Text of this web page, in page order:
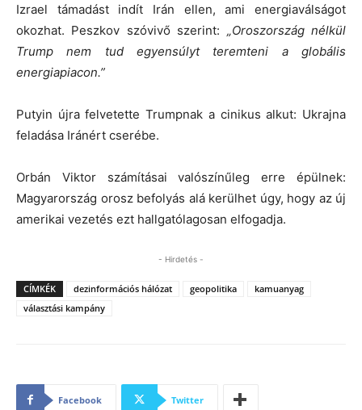
Izrael támadást indít Irán ellen, ami energiaválságot
okozhat. Peszkov szóvivő szerint: „Oroszország nélkül
Trump nem tud egyensúlyt teremteni a globális
energiapiacon.”
Putyin újra felvetette Trumpnak a cinikus alkut: Ukrajna
feladása Iránért cserébe.
Orbán Viktor számításai valószínűleg erre épülnek:
Magyarország orosz befolyás alá kerülhet úgy, hogy az új
amerikai vezetés ezt hallgatólagosan elfogadja.
- Hirdetés -
CÍMKÉK dezinformációs hálózat geopolitika
kamuanyag
választási kampány
Facebook Twitter